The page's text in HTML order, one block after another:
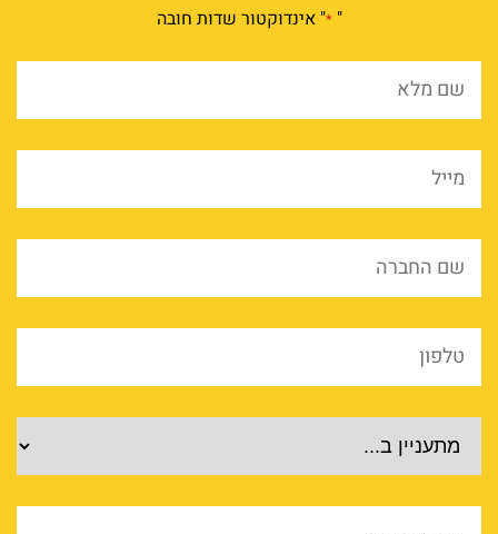
"
*" אינדוקטור שדות חובה
שם
מייל
שם
טלפון
מוצרים
דבר\י